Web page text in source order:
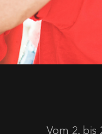
Vom 2. bis